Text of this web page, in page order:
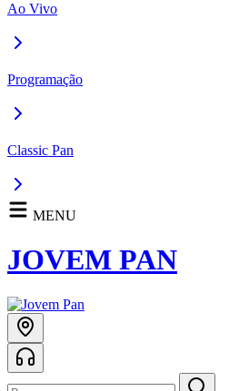
Ao Vivo
Programação
Classic Pan
MENU
JOVEM PAN